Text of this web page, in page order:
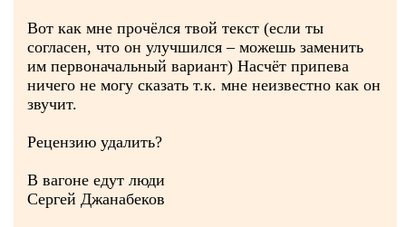
Вот как мне прочёлся твой текст (если ты
согласен, что он улучшился – можешь заменить
им первоначальный вариант) Насчёт припева
ничего не могу сказать т.к. мне неизвестно как он
звучит.
Рецензию удалить?
В вагоне едут люди
Сергей Джанабеков